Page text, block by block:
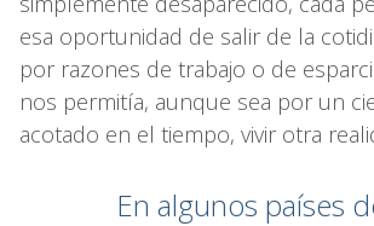
esa oportunidad de salir de la
por razones de trabajo o de
nos permitía, aunque sea por un
acotado en el tiempo, vivir otra
En algunos países